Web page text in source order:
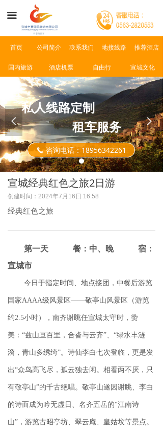
私人线路定制
租车服务
끅 咨询电话：18956342261
넳 넲
首页 公司简介 联系我们 地接线路 推荐酒店
国内旅游 酒店机票 自由行 宣城文化
끀
首页
公司简介
新闻资讯
联系我们
宣城经典红色之旅2日游
创建时间： 2024年7月16日 16:58
经典红色之旅
第一天 餐：中、晚 宿：
宣城市
今日于指定时间、地点接团，中餐后游览
国家AAAA级风景区——敬亭山风景区（游览
约2.5小时），南齐谢眺任宣城太守时，赞
美：“兹山亘百里，合沓与云齐”、“绿水丰涟
漪，青山多绣绮”。诗仙李白七次登临，更是发
出“众鸟高飞尽，孤云独去闲。相看两不厌，只
有敬亭山”的千古绝唱。敬亭山遂因谢眺、李白
的诗而成为吟无虚日、名齐五岳的“江南诗
山”，游览古昭亭坊、翠云庵、皇姑坟等景点。